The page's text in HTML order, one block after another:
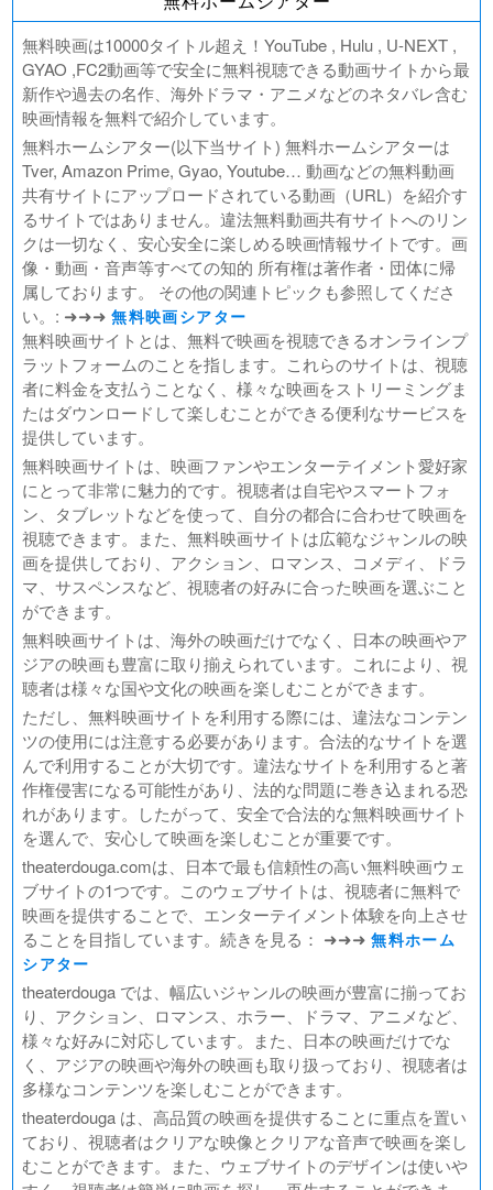
好きでも嫌いなあまのじゃく
デジモンアドベンチャー02 THE BEGINNING
範馬刃牙VSケンガンアシュラ
一月の声に歓びを刻め
PLAY! ～勝つとか負けるとかは、どーでもよくて～
ULTRAMAN： RISING
BLAME!（ブラム）
ゴールデンカムイ
FUKUYAMA MASAHARU LIVE FILM 言霊の幸わう夏
@NIPPON BUDOKAN 2023
春の画 SHUNGA
熱のあとに
Civil War（原題）
翔んで埼玉 ～琵琶湖より愛をこめて～
無料映画は10000タイトル超え！YouTube , Hulu , U-NEXT ,
GYAO ,FC2動画等で安全に無料視聴できる動画サイトから最
新作や過去の名作、海外ドラマ・アニメなどのネタバレ含む
映画情報を無料で紹介しています。
無料ホームシアター(以下当サイト) 無料ホームシアターは
Tver, Amazon Prime, Gyao, Youtube… 動画などの無料動画
共有サイトにアップロードされている動画（URL）を紹介す
るサイトではありません。違法無料動画共有サイトへのリン
クは一切なく、安心安全に楽しめる映画情報サイトです。画
像・動画・音声等すべての知的 所有権は著作者・団体に帰
属しております。 その他の関連トピックも参照してくださ
い。: ➜➜➜無料映画シアター
無料映画サイトとは、無料で映画を視聴できるオンラインプ
ラットフォームのことを指します。これらのサイトは、視聴
者に料金を支払うことなく、様々な映画をストリーミングま
たはダウンロードして楽しむことができる便利なサービスを
提供しています。
無料映画サイトは、映画ファンやエンターテイメント愛好家
にとって非常に魅力的です。視聴者は自宅やスマートフォ
ン、タブレットなどを使って、自分の都合に合わせて映画を
視聴できます。また、無料映画サイトは広範なジャンルの映
画を提供しており、アクション、ロマンス、コメディ、ドラ
マ、サスペンスなど、視聴者の好みに合った映画を選ぶこと
ができます。
無料映画サイトは、海外の映画だけでなく、日本の映画やア
ジアの映画も豊富に取り揃えられています。これにより、視
聴者は様々な国や文化の映画を楽しむことができます。
ただし、無料映画サイトを利用する際には、違法なコンテン
ツの使用には注意する必要があります。合法的なサイトを選
んで利用することが大切です。違法なサイトを利用すると著
作権侵害になる可能性があり、法的な問題に巻き込まれる恐
れがあります。したがって、安全で合法的な無料映画サイト
を選んで、安心して映画を楽しむことが重要です。
theaterdouga.comは、日本で最も信頼性の高い無料映画ウェ
ブサイトの1つです。このウェブサイトは、視聴者に無料で
映画を提供することで、エンターテイメント体験を向上させ
ることを目指しています。続きを見る： ➜➜➜無料ホーム
シアター
theaterdouga では、幅広いジャンルの映画が豊富に揃ってお
り、アクション、ロマンス、ホラー、ドラマ、アニメなど、
様々な好みに対応しています。また、日本の映画だけでな
く、アジアの映画や海外の映画も取り扱っており、視聴者は
多様なコンテンツを楽しむことができます。
theaterdouga は、高品質の映画を提供することに重点を置い
ており、視聴者はクリアな映像とクリアな音声で映画を楽し
むことができます。また、ウェブサイトのデザインは使いや